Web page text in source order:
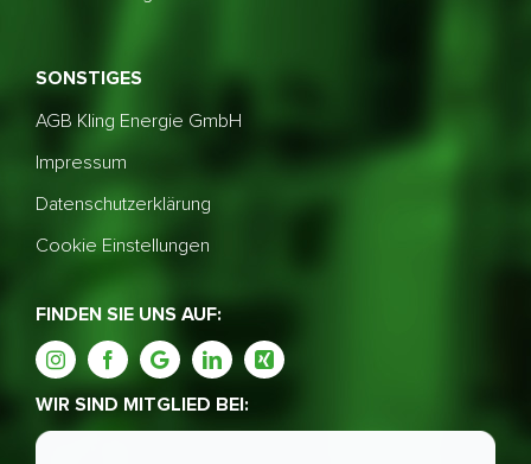
SONSTIGES
AGB Kling Energie GmbH
Impressum
Datenschutzerklärung
Cookie Einstellungen
FINDEN SIE UNS AUF:
WIR SIND MITGLIED BEI: